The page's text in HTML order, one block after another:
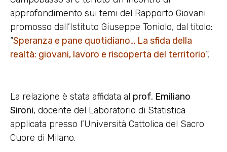
approfondimento sui temi del Rapporto Giovani
promosso dall’Istituto Giuseppe Toniolo, dal titolo:
“Speranza e pane quotidiano… La sfida della
realtà: giovani, lavoro e riscoperta del territorio“.
La relazione è stata affidata al prof. Emiliano
Sironi, docente del Laboratorio di Statistica
applicata presso l’Università Cattolica del Sacro
Cuore di Milano.